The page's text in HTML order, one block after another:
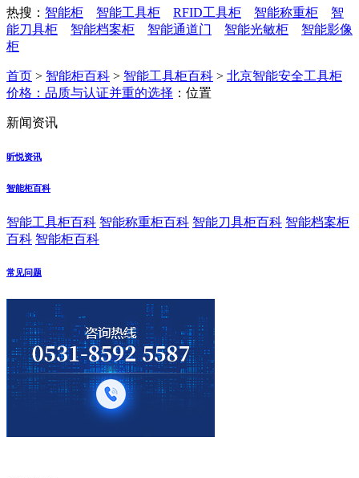
热搜： 智能柜 智能工具柜 RFID工具柜 智能称重柜
智
能刀具柜
智能档案柜 智能通道门 智能光敏柜
智能影像
柜
首页 > 智能柜百科 > 智能工具柜百科 > 北京智能安全工具柜
价格：品质与认证并重的选择 ：位置
新闻资讯
昕悦资讯
智能柜百科
智能工具柜百科 智能称重柜百科 智能刀具柜百科 智能档案柜
百科 智能柜百科
常见问题